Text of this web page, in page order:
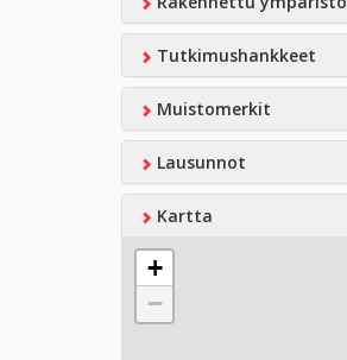
Tutkimushankkeet
Muistomerkit
Lausunnot
Kartta
+
−